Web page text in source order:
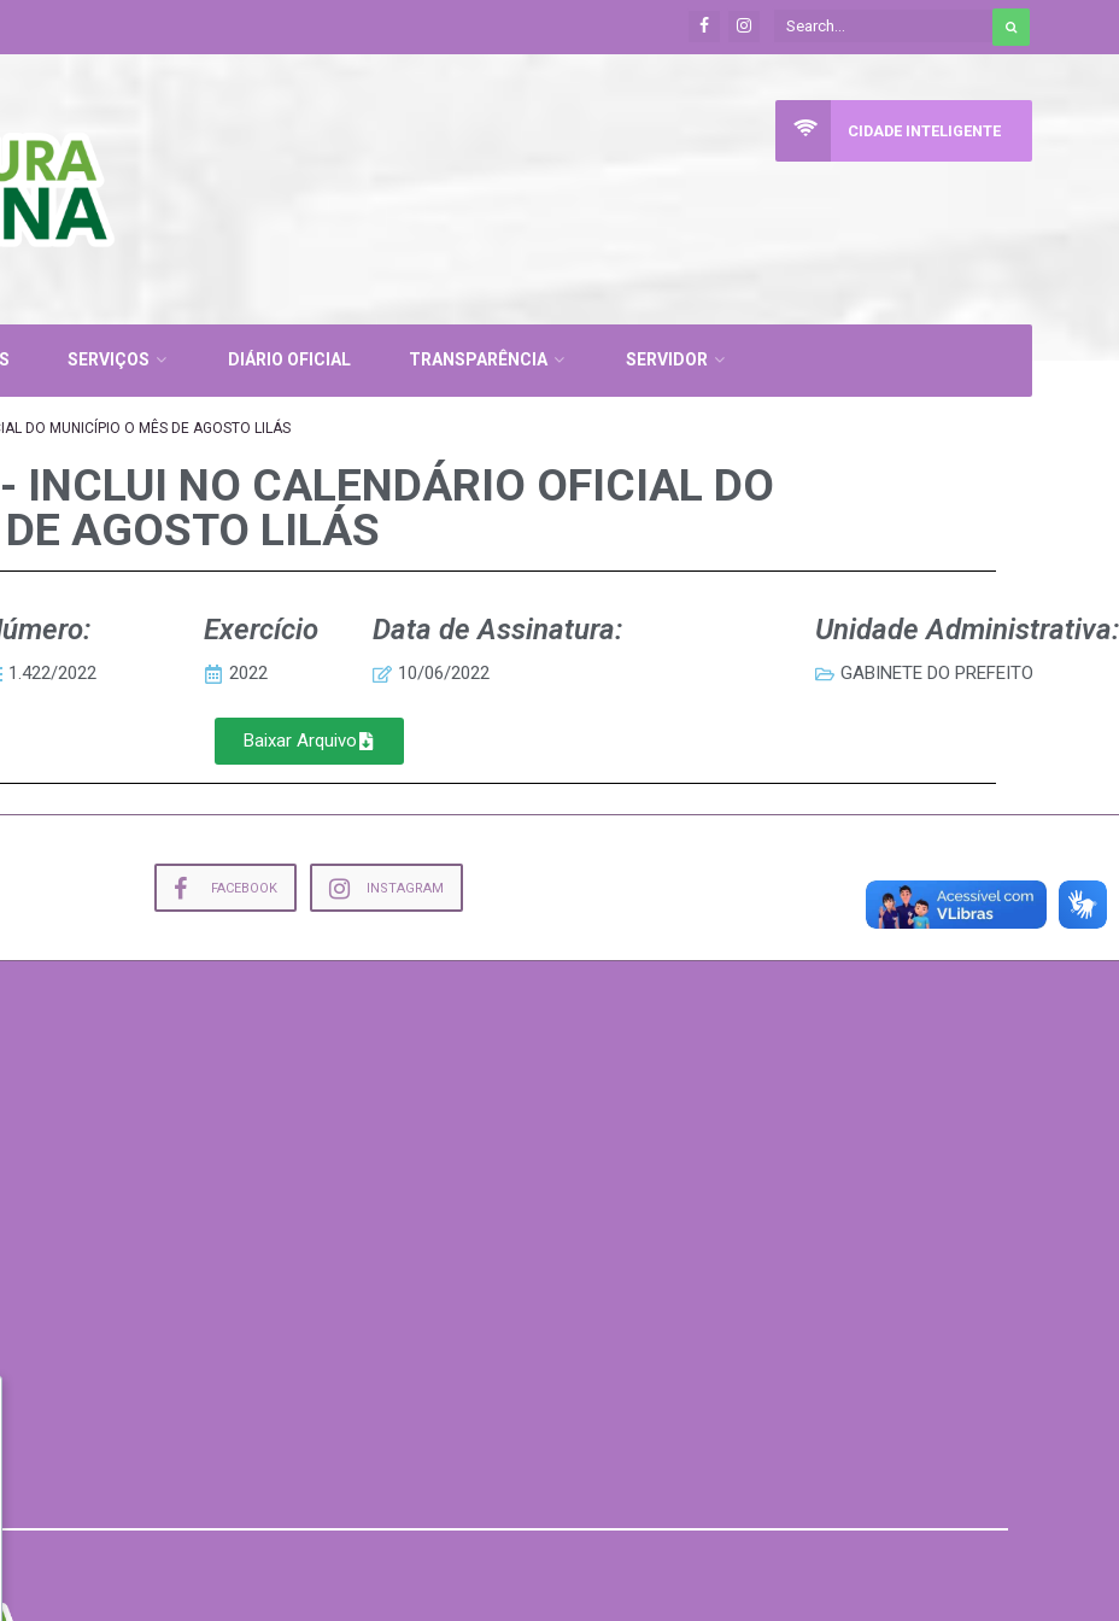
SERVIÇOS DIÁRIO OFICIAL TRANSPARÊNCIA SERVIDOR
CIDADE INTELIGENTE
DO MUNICÍPIO O MÊS DE AGOSTO LILÁS
NO CALENDÁRIO OFICIAL DO
AGOSTO LILÁS
1.422/2022
Exercício
2022
Data de Assinatura:
10/06/2022
Unidade Administrativa:
GABINETE DO PREFEITO
Baixar Arquivo
FACEBOOK INSTAGRAM